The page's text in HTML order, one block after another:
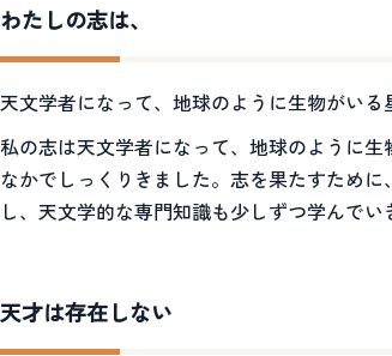
わたしの志は、
天文学者になって、地球のように生物がいる
私の志は天文学者になって、地球のように
なかでしっくりきました。志を果たすため
し、天文学的な専門知識も少しずつ学んでい
天才は存在しない